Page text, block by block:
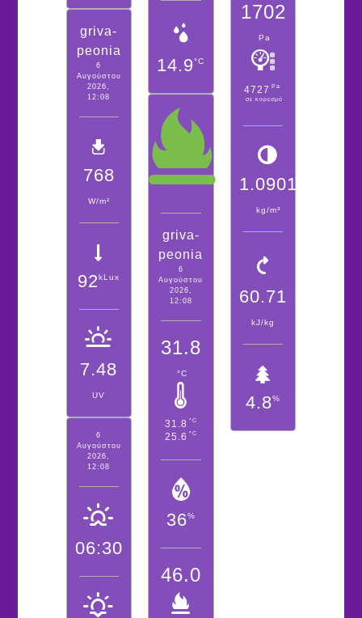
griva-
peonia
6
Αυγούστου
2026,
12:08
768
W/m²
92kLux
7.48
UV
6
Αυγούστου
2026,
12:08
06:30
14.9°C
griva-
peonia
6
Αυγούστου
2026,
12:08
31.8
°C
31.8 °C
25.6 °C
36%
46.0
1702
Pa
4727 Pa
σε κορεσμό
1.0901
kg/m³
60.71
kJ/kg
4.8%